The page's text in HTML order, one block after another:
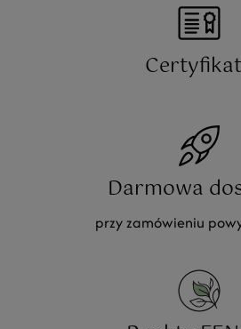
Darmowa
przy zamówieniu